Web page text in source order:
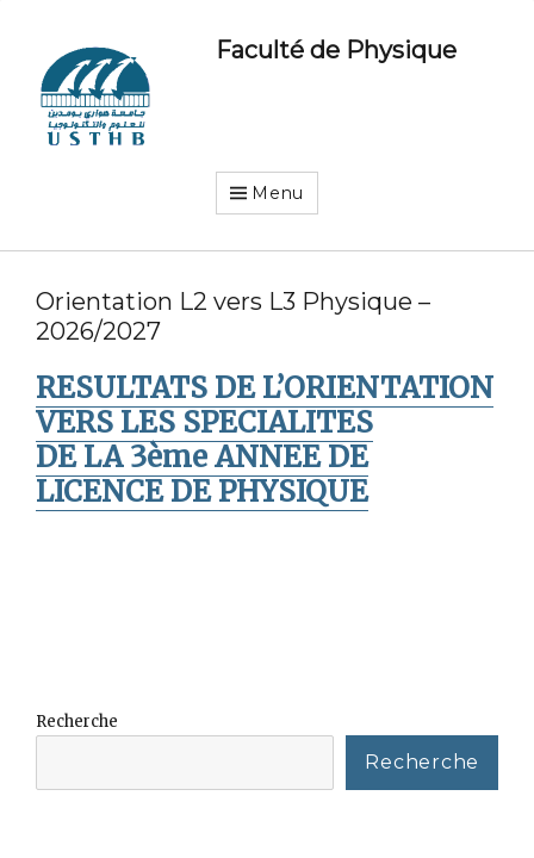
Faculté de Physique
Menu
Orientation L2 vers L3 Physique –
2026/2027
RESULTATS DE L’ORIENTATION
VERS LES SPECIALITES
DE LA 3ème ANNEE DE
LICENCE DE PHYSIQUE
Recherche
Recherche